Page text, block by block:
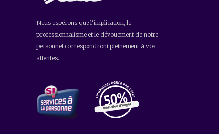
Nous espérons que l'implication, le
professionnalisme et le dévouement de notre
personnel correspondront pleinement à vos
attentes.